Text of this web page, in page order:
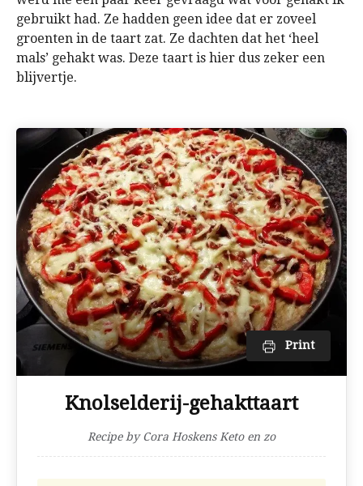
gebruikt had. Ze hadden geen idee dat er zoveel
groenten in de taart zat. Ze dachten dat het ‘heel
mals’ gehakt was. Deze taart is hier dus zeker een
blijvertje.
Print
Knolselderij-gehakttaart
Recipe by Cora Hoskens Keto en zo